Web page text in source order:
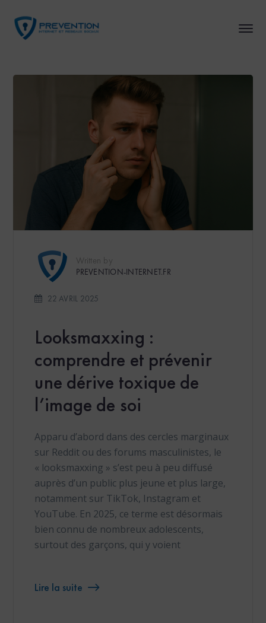
PREVENTION-INTERNET.FR
22 AVRIL 2025
Looksmaxxing :
comprendre et prévenir
une dérive toxique de
l’image de soi
Apparu d’abord dans des cercles marginaux
sur Reddit ou des forums masculinistes, le
« looksmaxxing » s’est peu à peu diffusé
auprès d’un public plus jeune et plus large,
notamment sur TikTok, Instagram et
YouTube. En 2025, ce terme est désormais
bien connu de nombreux adolescents,
surtout des garçons, qui y voient
Lire la suite